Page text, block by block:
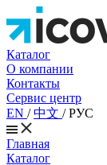
Каталог
О компании
Контакты
Сервис центр
EN /中文 /РУС
Главная
Каталог